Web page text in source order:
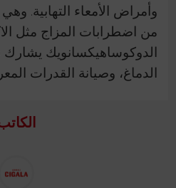
وأمراض الأمعاء التهابية.
من اضطرابات المزاج مثل
الدوكوساهيكسانويك
الدماغ، وصيانة القدرات